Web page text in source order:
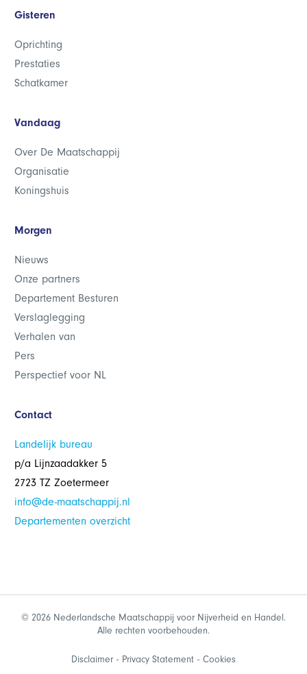
Gisteren
Oprichting
Prestaties
Schatkamer
Vandaag
Over De Maatschappij
Organisatie
Koningshuis
Morgen
Nieuws
Onze partners
Departement Besturen
Verslaglegging
Verhalen van
Pers
Perspectief voor NL
Contact
Landelijk bureau
p/a Lijnzaadakker 5
2723 TZ Zoetermeer
info@de-maatschappij.nl
Departementen overzicht
© 2026 Nederlandsche Maatschappij voor Nijverheid en Handel.
Alle rechten voorbehouden.
Disclaimer Privacy Statement Cookies